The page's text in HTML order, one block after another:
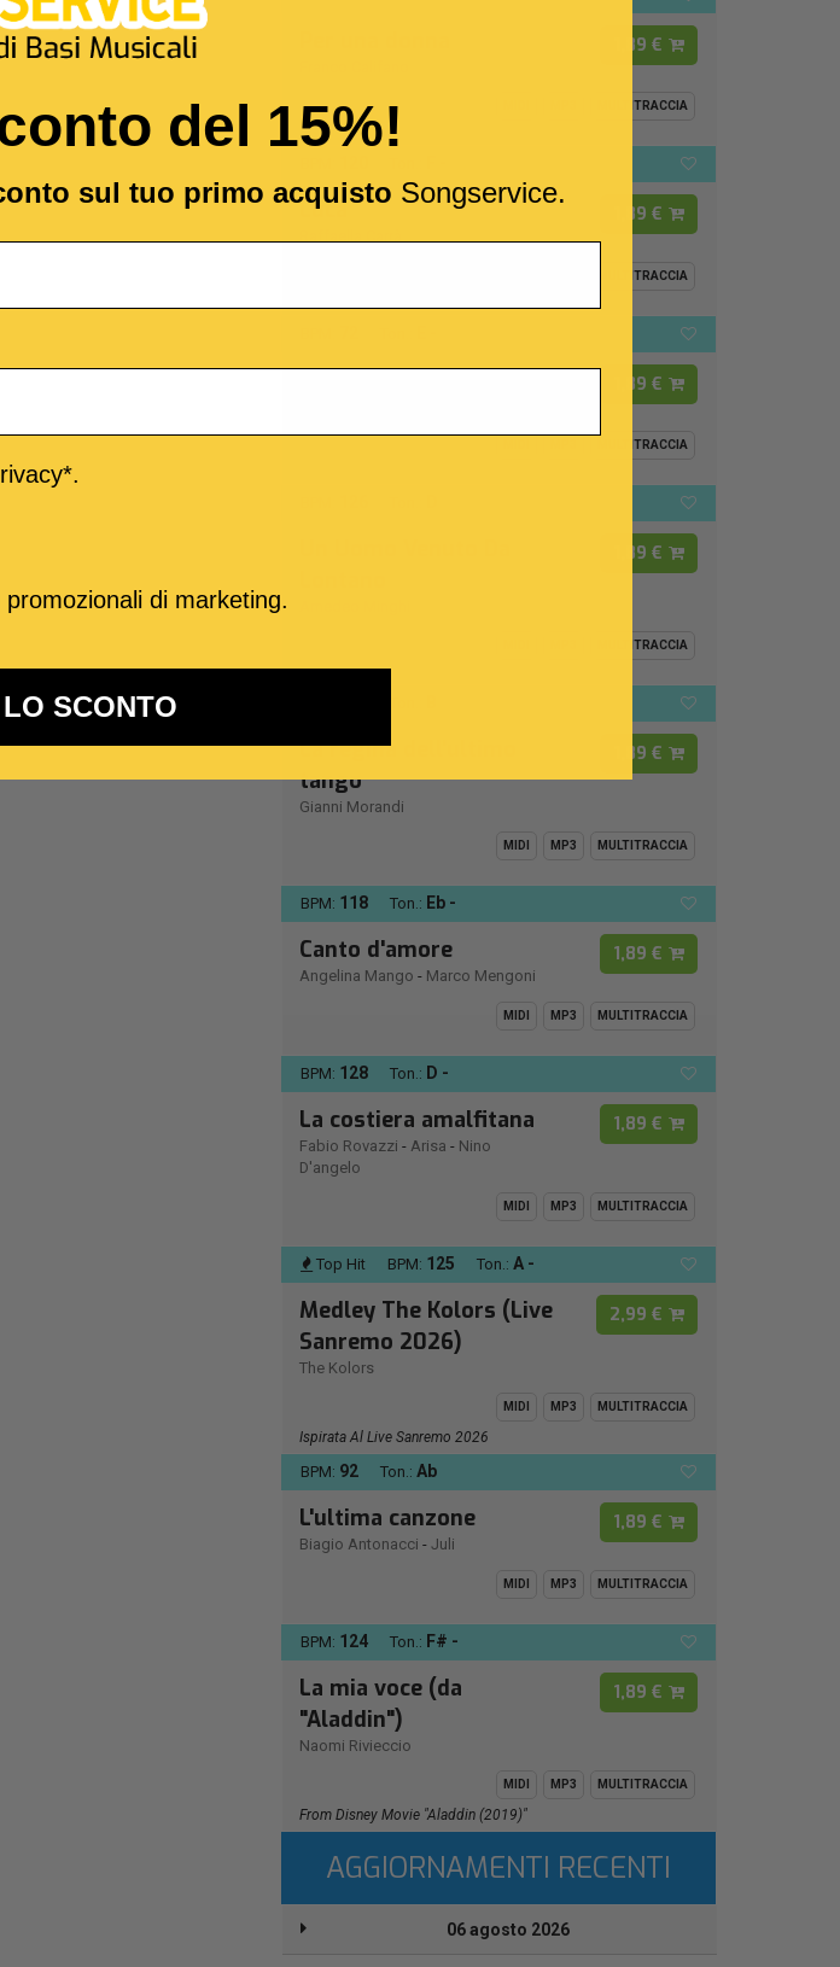
1,89 €
MULTITRACCIA
Luca 1,89 €
MULTITRACCIA
1,89 €
MULTITRACCIA
1,89 €
MULTITRACCIA
La regina dell'ultimo
tango
Gianni Morandi
1,89 €
MIDI MP3 MULTITRACCIA
BPM: 118 Ton.: Eb -
Canto d'amore
Angelina Mango - Marco Mengoni
1,89 €
MIDI MP3 MULTITRACCIA
BPM: 128 Ton.: D -
La costiera amalfitana
Fabio Rovazzi - Arisa - Nino
D'angelo
1,89 €
MIDI MP3 MULTITRACCIA
Top Hit BPM: 125 Ton.: A -
Medley The Kolors (Live
Sanremo 2026)
The Kolors
2,99 €
MIDI MP3 MULTITRACCIA
Ispirata Al Live Sanremo 2026
BPM: 92 Ton.: Ab
L'ultima canzone
Biagio Antonacci - Juli
1,89 €
MIDI MP3 MULTITRACCIA
BPM: 124 Ton.: F# -
La mia voce (da
"Aladdin")
Naomi Rivieccio
1,89 €
MIDI MP3 MULTITRACCIA
From Disney Movie "Aladdin (2019)"
AGGIORNAMENTI RECENTI
06 agosto 2026
del 15%!
sul tuo primo acquisto Songservice.
di marketing.
SCONTO